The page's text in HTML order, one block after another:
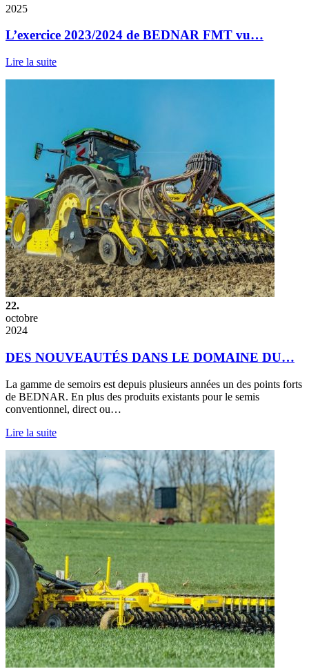
2025
L’exercice 2023/2024 de BEDNAR FMT vu…
Lire la suite
22.
octobre
2024
DES NOUVEAUTÉS DANS LE DOMAINE DU…
La gamme de semoirs est depuis plusieurs années un des points forts
de BEDNAR. En plus des produits existants pour le semis
conventionnel, direct ou…
Lire la suite